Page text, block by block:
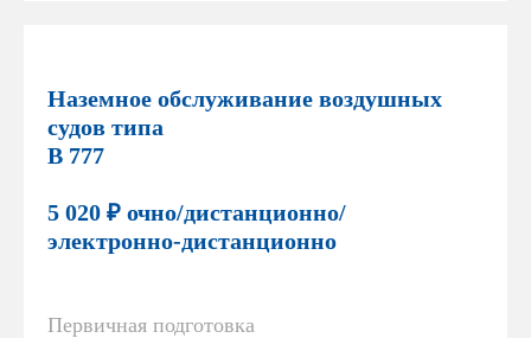
Наземное обслуживание воздушных
судов типа
В 777
5 020 ₽ очно/дистанционно/
электронно-дистанционно
Первичная подготовка